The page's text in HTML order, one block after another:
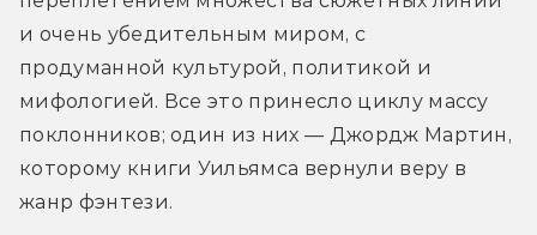
и очень убедительным миром, с
продуманной культурой, политикой и
мифологией. Все это принесло циклу массу
поклонников; один из них — Джордж Мартин,
которому книги Уильямса вернули веру в
жанр фэнтези.